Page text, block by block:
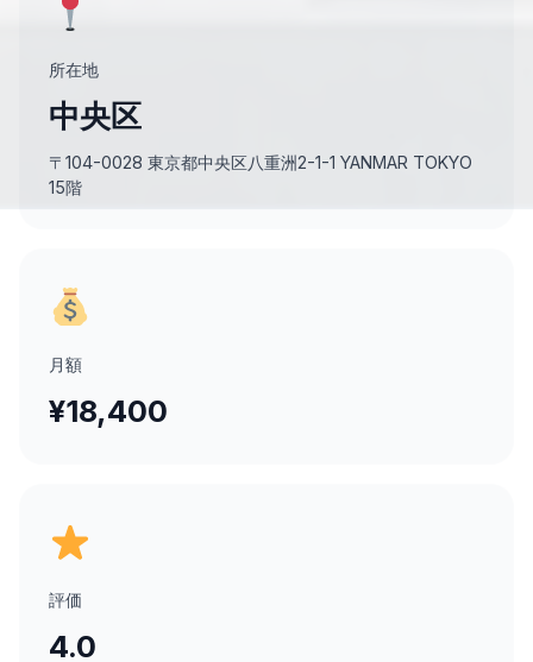
所在地
中央区
〒104-0028 東京都中央区八重洲2-1-1 YANMAR TOKYO
15階
月額
¥18,400
評価
4.0